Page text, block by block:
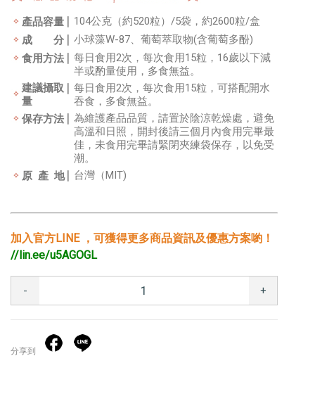
產品容量
104公克（約520粒）/5袋，約2600粒/盒
成 分
小球藻W-87、葡萄萃取物(含葡萄多酚)
食用方法
每日食用2次，每次食用15粒，16歲以下減
半或酌量使用，多食無益。
建議攝取
量
每日食用2次，每次食用15粒，可搭配開水
吞食，多食無益。
保存方法
為維護產品品質，請置於陰涼乾燥處，避免
高溫和日照，開封後請三個月內食用完畢最
佳，未食用完畢請緊閉夾練袋保存，以免受
潮。
原 產 地
台灣（MIT)
加入官方LINE ，可獲得更多商品資訊及優惠方案喲！
//lin.ee/u5AGOGL
- +
分享到